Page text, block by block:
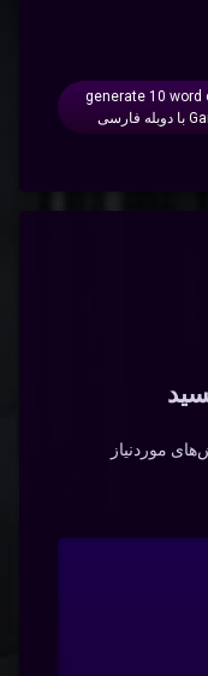
generate 10 word
موردنیاز